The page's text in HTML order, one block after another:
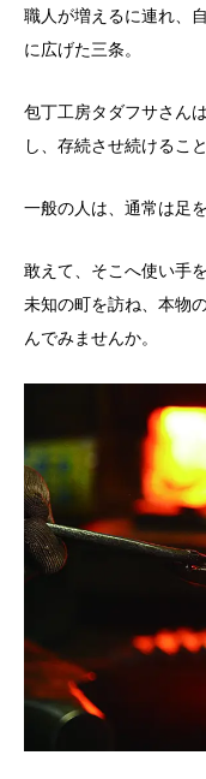
職人が増えるに連れ、
に広げた三条。
包丁工房タダフサさん
し、存続させ続けるこ
一般の人は、通常は足
敢えて、そこへ使い手
未知の町を訪ね、本物
んでみませんか。